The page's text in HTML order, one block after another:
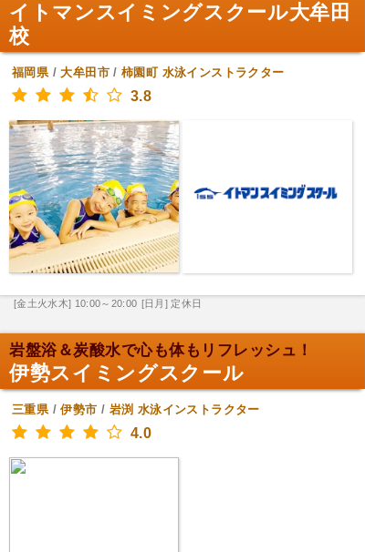
イトマンスイミングスクール大牟田
校
福岡県/大牟田市/柿園町 水泳インストラクター
3.8
[金土火水木] 10:00～20:00 [日月] 定休日
岩盤浴＆炭酸水で心も体もリフレッシュ！
伊勢スイミングスクール
三重県/伊勢市 / 岩渕 水泳インストラクター
4.0